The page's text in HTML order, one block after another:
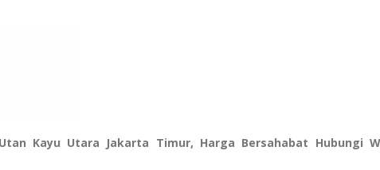
Kayu Utara Jakarta Timur, Harga Bersahabat Hubungi